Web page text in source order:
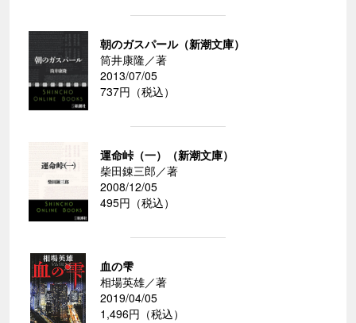
朝のガスパール（新潮文庫）
筒井康隆／著
2013/07/05
737円（税込）
運命峠（一）（新潮文庫）
柴田錬三郎／著
2008/12/05
495円（税込）
血の雫
相場英雄／著
2019/04/05
1,496円（税込）